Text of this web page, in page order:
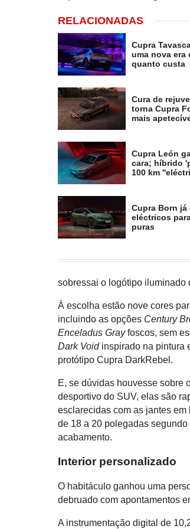
RELACIONADAS
Cupra
uma nova era
quanto custa
Cura de
torna Cupra
mais
Cupra León
cara; híbrido
100 km
Cupra Born já
eléctricos
puras
sobressai o logótipo iluminado
À escolha estão nove cores
incluindo as opções Century
Enceladus Grayfoscos, sem
Dark Voidinspirado na pintura
protótipo Cupra DarkRebel.
E, se dúvidas houvesse sobre
desportivo do SUV, elas são
esclarecidas com as jantes
de 18 a 20 polegadas
acabamento.
Interior personalizado
O habitáculo ganhou uma
debruado com apontamentos
A instrumentação digital de